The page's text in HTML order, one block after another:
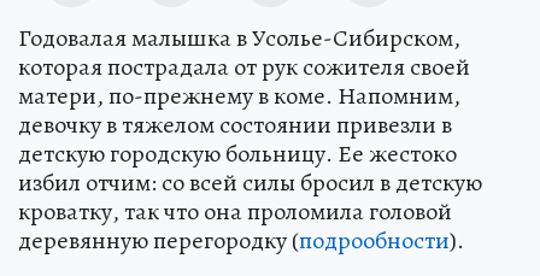
Годовалая малышка в Усолье-Сибирском,
которая пострадала от рук сожителя своей
матери, по-прежнему в коме. Напомним,
девочку в тяжелом состоянии привезли в
детскую городскую больницу. Ее жестоко
избил отчим: со всей силы бросил в детскую
кроватку, так что она проломила головой
деревянную перегородку (подрообности).